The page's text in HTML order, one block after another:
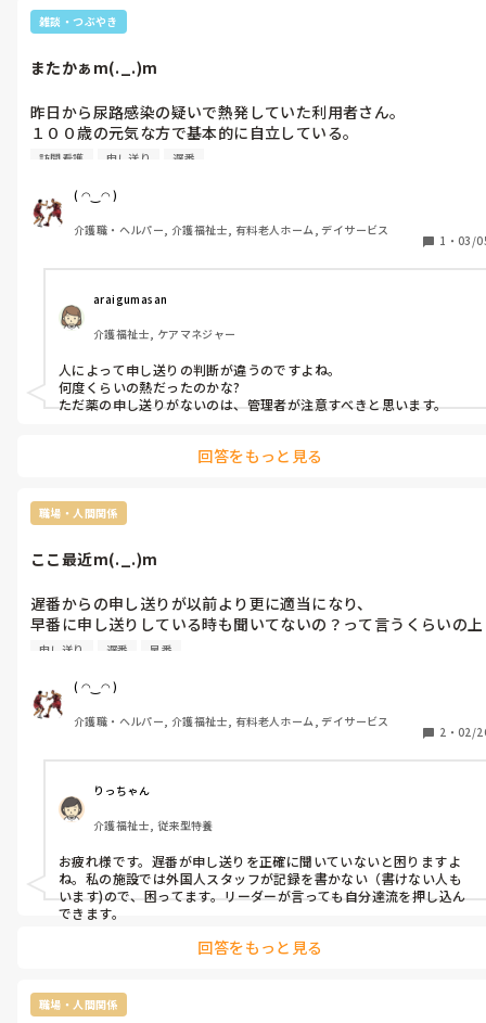
雑談・つぶやき
またかぁm(._.)m
昨日から尿路感染の疑いで熱発していた利用者さん。
１００歳の元気な方で基本的に自立している。
その事実を知る事になるのが休憩午後の申し送りで、
休憩前の申し送り何にも言わなかったよね⁇
その後記録を辿るが何にも記載なし、日勤者の人も知らない振り
ᕦ(ò_óˇ)ᕤ
訪看からの指示があるのかないのか？と聞いても分からないフリ
ᕦ(ò_óˇ)ᕤ
訪看の記録と主治医の先生が出した抗生剤と解熱剤のカロナール
を見て納得^_^
管理者にも確認取ろうとするが既読ならずᕦ(ò_óˇ)ᕤ
無事朝を迎え元気にユニットに来たからいいけど。
人の命に関わるんだけど遅番さんᕦ(ò_óˇ)ᕤ
過去何回も同じようなことをしている前科がある。
きちんと仕事すると損する仕組みなんですか？
訪問看護 申し送り 遅番
( ◠‿◠ )
介護職・ヘルパー, 介護福祉士, 有料老人ホーム, デイサービス
1 ・ 03/
araigumasan
介護福祉士, ケアマネジャー
人によって申し送りの判断が違うのですよね。
何度くらいの熱だったのかな?
ただ薬の申し送りがないのは、管理者が注意すべきと思います。
回答をもっと見る
職場・人間関係
ここ最近m(._.)m
遅番からの申し送りが以前より更に適当になり、
早番に申し送りしている時も聞いてないの？って言うくらいの上
の空m(._.)m
看護師さんくらいかなぁ記録残すのはᕦ(ò_óˇ)ᕤ
ここ最近特に不穏の利用者が増え続けるᕦ(ò_óˇ)ᕤ
訪問診療の時先生にどう報告あげてるのか不明だけど、
スタッフに我慢を強いるつもりらしいᕦ(ò_óˇ)ᕤ
グループLINEでは散々綺麗事を言ってるみたいだが、
現場は綺麗事だけで回るはずないᕦ(ò_óˇ)ᕤ
朝ごはん前からバイタル測るのは何故？
送迎があるからは通じないᕦ(ò_óˇ)ᕤ
入浴予定の利用者を優先してバイタル取れば良い様に変えればい
いのにm(._.)m
デイサービス利用じゃない利用者さんは後からでも間に合う
スタッフの空気感最悪だし、他の事業所から助っ人頼むのはいい
こえる声で呼び捨てからの悪口って
ここのリテラシー最低だし管理者も他人事ᕦ(ò_óˇ)ᕤ
申し送り 遅番 早番
( ◠‿◠ )
介護職・ヘルパー, 介護福祉士, 有料老人ホーム, デイサービス
2 ・ 02/
りっちゃん
介護福祉士, 従来型特養
お疲れ様です。遅番が申し送りを正確に聞いていないと困りますよ
ね。私の施設では外国人スタッフが記録を書かない（書けない人も
います)ので、困ってます。リーダーが言っても自分達流を押し込ん
できます。
回答をもっと見る
職場・人間関係